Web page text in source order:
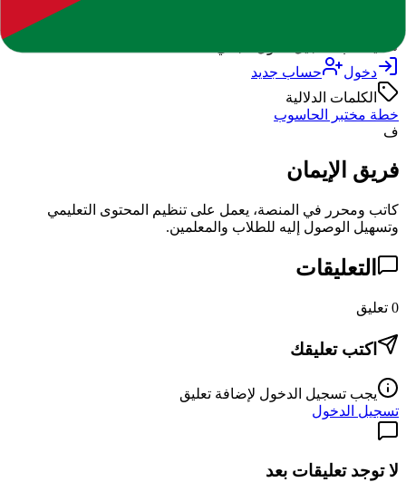
دخول
حساب جديد
الكلمات الدلالية
خطة مختبر الحاسوب
ف
فريق الإيمان
كاتب ومحرر في المنصة، يعمل على تنظيم المحتوى التعليمي
وتسهيل الوصول إليه للطلاب والمعلمين.
التعليقات
0 تعليق
اكتب تعليقك
يجب تسجيل الدخول لإضافة تعليق
تسجيل الدخول
لا توجد تعليقات بعد